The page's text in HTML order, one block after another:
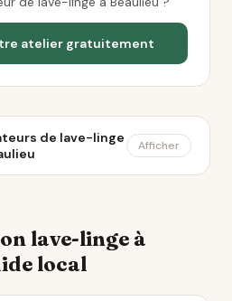
atelier gratuitement
de lave-linge
Afficher
lave-linge à
local